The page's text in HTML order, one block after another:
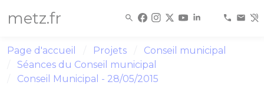
metz.fr
Page d'accueil Projets
Conseil municipal
Séances du Conseil municipal
Conseil Municipal - 28/05/2015